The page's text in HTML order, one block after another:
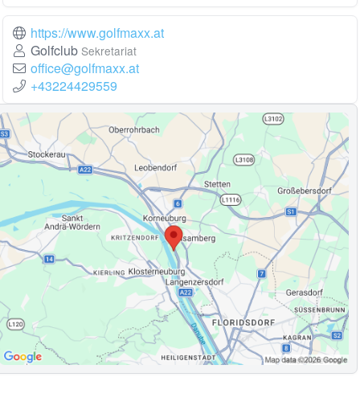
https://www.golfmaxx.at
Golfclub Sekretariat
office@golfmaxx.at
+43224429559